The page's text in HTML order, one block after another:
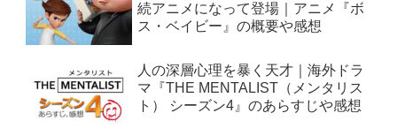
続アニメになって登場｜アニメ『ボ
ス・ベイビー』の概要や感想
人の深層心理を暴く天才｜海外ドラ
マ『THE MENTALIST（メンタリス
ト） シーズン4』のあらすじや感想